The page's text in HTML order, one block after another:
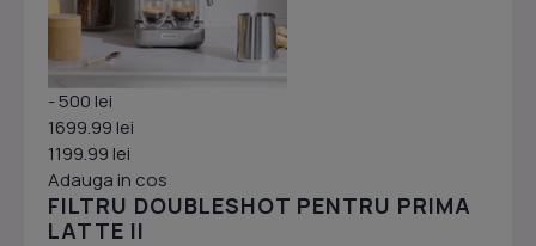
- 500 lei
1699.99 lei
1199.99 lei
Adauga in cos
FILTRU DOUBLESHOT PENTRU PRIMA
LATTE II